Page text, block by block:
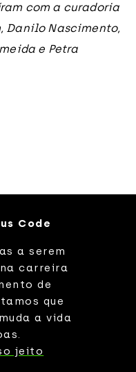
com a curadoria
Danilo Nascimento,
e Petra
Code
a serem
carreira
de
que
a vida
jeito